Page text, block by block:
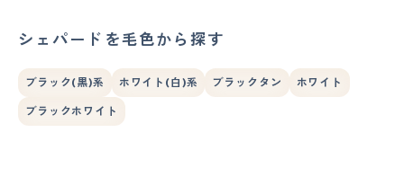
シェパードを毛色から探す
ブラック(黒)系 ホワイト(白)系 ブラックタン ホワイト
ブラックホワイト